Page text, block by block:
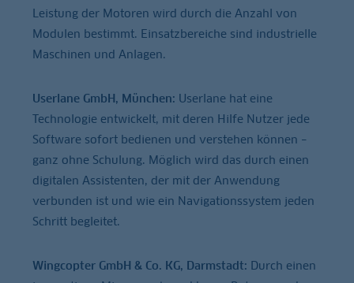
Leistung der Motoren wird durch die Anzahl von
Modulen bestimmt. Einsatzbereiche sind industrielle
Maschinen und Anlagen.
Userlane GmbH, München: Userlane hat eine
Technologie entwickelt, mit deren Hilfe Nutzer jede
Software sofort bedienen und verstehen können –
ganz ohne Schulung. Möglich wird das durch einen
digitalen Assistenten, der mit der Anwendung
verbunden ist und wie ein Navigationssystem jeden
Schritt begleitet.
Wingcopter GmbH & Co. KG, Darmstadt: Durch einen